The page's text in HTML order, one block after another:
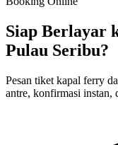
Siap Berlayar
Pulau Seribu?
Pesan tiket kapal ferry
antre, konfirmasi instan,